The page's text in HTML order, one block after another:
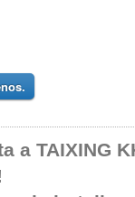
a TAIXING